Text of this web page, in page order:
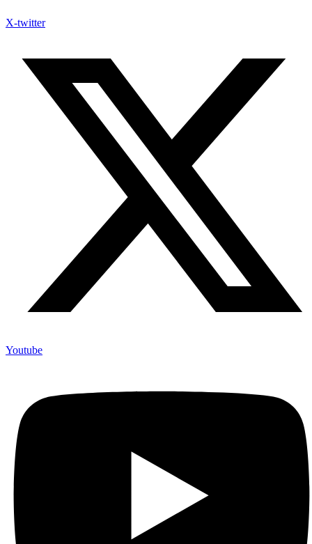
X-twitter
Youtube